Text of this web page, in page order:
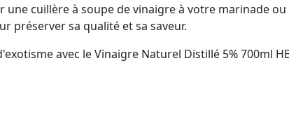
une cuillère à soupe de vinaigre à votre marinade
préserver sa qualité et sa saveur.
avec le Vinaigre Naturel Distillé 5% 700ml